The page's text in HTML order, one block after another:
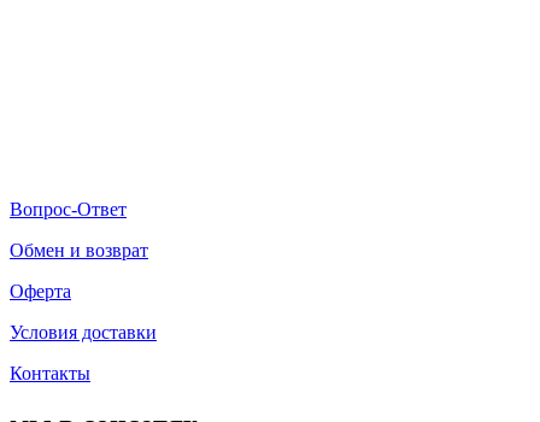
Вопрос-Ответ
Обмен и возврат
Оферта
Условия доставки
Контакты